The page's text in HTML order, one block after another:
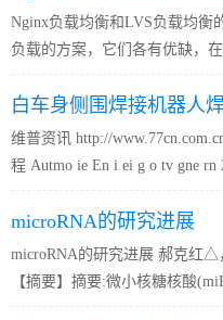
Nginx负载均衡和LVS负载均衡
负载的方案，它们各有优缺，
不可太趋向保守，过于相信旧
白车身侧围焊接机器人
究
维普资讯 http://
程 Autmo ie En i ei g o tv gne
2 [摘要]针对轿车白车身焊接机
microRNA的研究进展
microRNA的研究进展 郝克红
【摘要】摘要:微小核糖核酸